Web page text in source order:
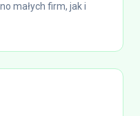
małych firm, jak i